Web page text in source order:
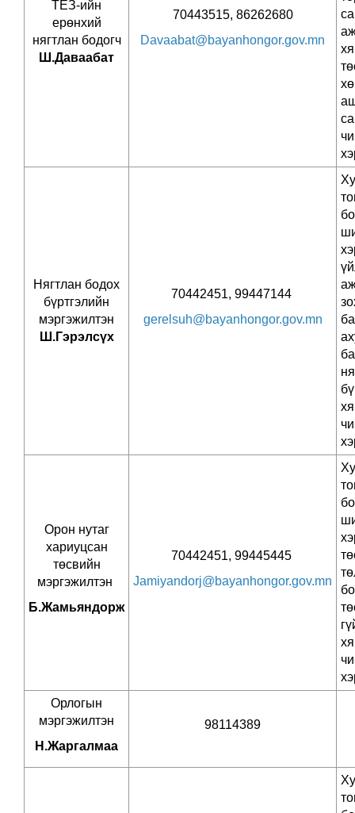
ТЕЗ-ийн
ерөнхий
нягтлан бодогч
Ш.Даваабат
70443515, 86262680
Davaabat@bayanhongor.gov.mn
Нягтлан бодох
бүртгэлийн
мэргэжилтэн
Ш.Гэрэлсүх
70442451, 99447144
gerelsuh@bayanhongor.gov.mn
Орон нутаг
хариуцсан
төсвийн
мэргэжилтэн
Б.Жамьяндорж
70442451, 99445445
Jamiyandorj@bayanhongor.gov.mn
Орлогын
мэргэжилтэн
Н.Жаргалмаа
98114389